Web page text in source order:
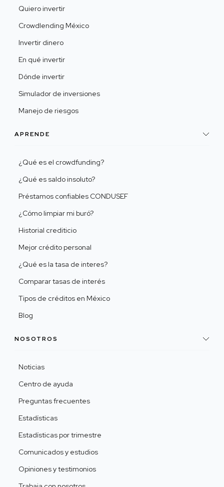
Quiero invertir
Crowdlending México
Invertir dinero
En qué invertir
Dónde invertir
Simulador de inversiones
Manejo de riesgos
APRENDE
¿Qué es el crowdfunding?
¿Qué es saldo insoluto?
Préstamos confiables CONDUSEF
¿Cómo limpiar mi buró?
Historial crediticio
Mejor crédito personal
¿Qué es la tasa de interes?
Comparar tasas de interés
Tipos de créditos en México
Blog
NOSOTROS
Noticias
Centro de ayuda
Preguntas frecuentes
Estadísticas
Estadísticas por trimestre
Comunicados y estudios
Opiniones y testimonios